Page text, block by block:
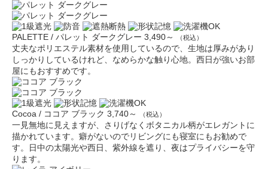
PALETTE / パレット ダークグレー 3,490～ （税込）
丈夫なポリエステル素材を使用しているので、生地は厚みがあり
しっかりしているけれど、なめらかな触り心地。西日が強いお部
屋にもおすすめです。
Cocoa / ココア ブラック 3,740～ （税込）
一見無地に見えますが、さりげなくボタニカル柄がエレガントに
描かれています。癖がないのでリビングにも寝室にもお勧めで
す。日中の太陽光や西日、紫外線を遮り、夜はプライバシーを守
ります。